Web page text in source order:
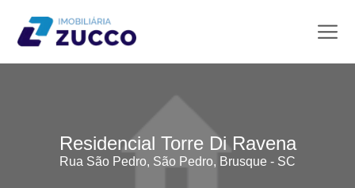
Residencial Torre Di Ravena
Rua São Pedro, São Pedro, Brusque - SC